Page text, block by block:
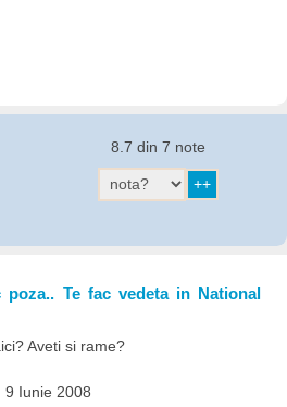
8.7 din 7 note
poza.. Te fac vedeta in National
Aveti si rame?
9 Iunie 2008